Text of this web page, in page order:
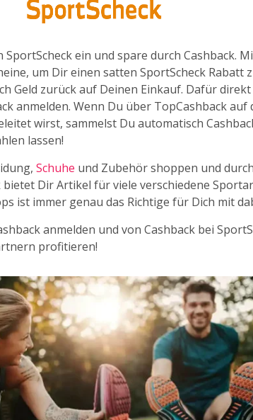
Deine Bestellung zu sichern. Mit Cashback auf
und einfach einen SportScheck Rabatt.
SportScheck ein und spare durch Cashback.
um Dir einen satten SportScheck Rabatt
Geld zurück auf Deinen Einkauf. Dafür direkt
anmelden. Wenn Du über TopCashback auf
wirst, sammelst Du automatisch
lassen!
Schuhe und Zubehör shoppen und
bietet Dir Artikel für viele verschiedene
ist immer genau das Richtige für Dich mit
anmelden und von Cashback bei
profitieren!